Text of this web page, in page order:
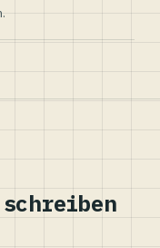
schreiben